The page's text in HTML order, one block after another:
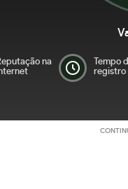
na
Tempo
registro